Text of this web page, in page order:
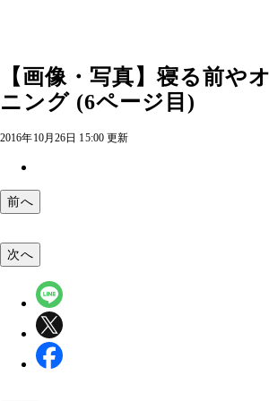
【画像・写真】寝る前
ニング (6ページ目)
2016年10月26日 15:00 更新
前へ
次へ